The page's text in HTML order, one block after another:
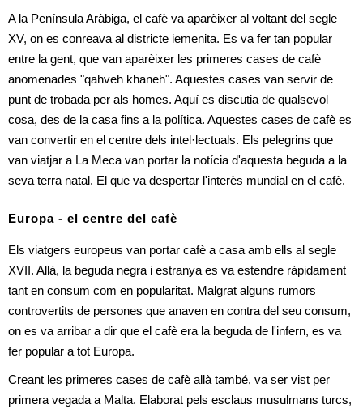
A la Península Aràbiga, el cafè va aparèixer al voltant del segle
XV, on es conreava al districte iemenita. Es va fer tan popular
entre la gent, que van aparèixer les primeres cases de cafè
anomenades "qahveh khaneh". Aquestes cases van servir de
punt de trobada per als homes. Aquí es discutia de qualsevol
cosa, des de la casa fins a la política. Aquestes cases de cafè es
van convertir en el centre dels intel·lectuals. Els pelegrins que
van viatjar a La Meca van portar la notícia d'aquesta beguda a la
seva terra natal. El que va despertar l'interès mundial en el cafè.
Europa - el centre del cafè
Els viatgers europeus van portar cafè a casa amb ells al segle
XVII. Allà, la beguda negra i estranya es va estendre ràpidament
tant en consum com en popularitat. Malgrat alguns rumors
controvertits de persones que anaven en contra del seu consum,
on es va arribar a dir que el cafè era la beguda de l'infern, es va
fer popular a tot Europa.
Creant les primeres cases de cafè allà també, va ser vist per
primera vegada a Malta. Elaborat pels esclaus musulmans turcs,